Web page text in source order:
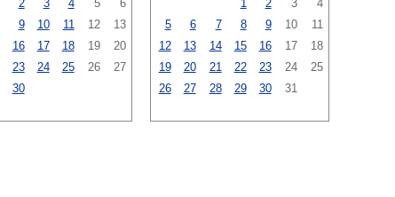
2 3 4 5
6
9 10 11 12
13
16 17 18 19
20
23 24 25 26
27
30
1
2 3
4
5
6 7 8 9 10
11
12
13 14 15 16 17
18
19
20 21 22 23 24
25
26
27 28 29 30 31